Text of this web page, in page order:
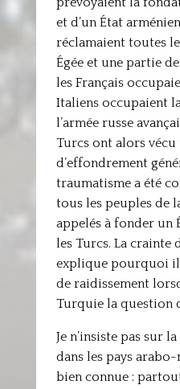
et d’un État
réclamaient toutes
Égée et une partie
les Français
Italiens occupaient
l’armée russe
Turcs ont alors
d’effondrement
traumatisme a été
tous les peuples de
appelés à fonder un
les Turcs. La crainte
explique pourquoi il
de raidissement
Turquie la question
Je n’insiste pas sur
dans les pays
bien connue :